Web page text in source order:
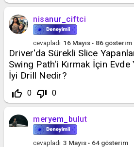
nisanur_ciftci
cevapladı 16 Mayıs 86 gösterim
Driver'da Sürekli Slice
Swing Path'i Kırmak İçin Evde
İyi Drill Nedir?
thumb_up_off_alt 0 thumb_down_off_alt 0
meryem_bulut
cevapladı 3 Mayıs 64gösterim